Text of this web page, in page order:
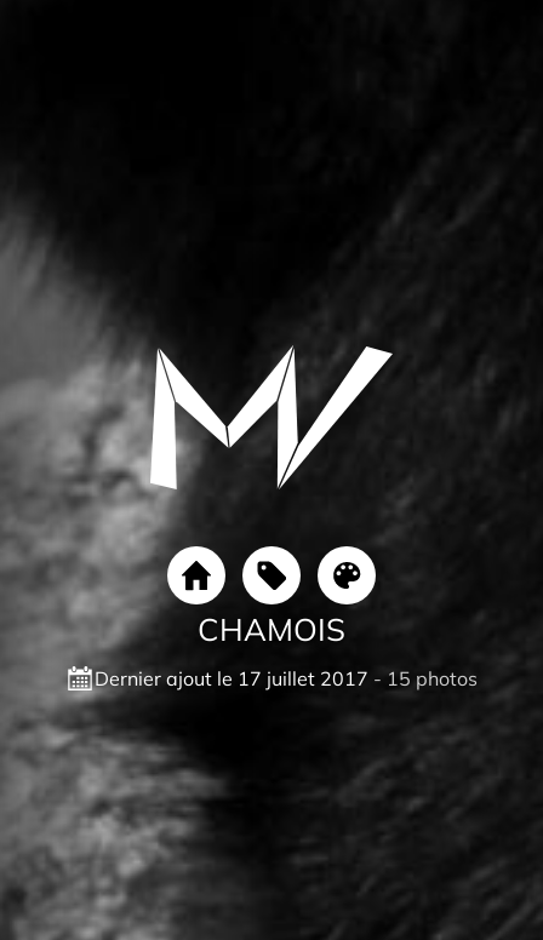
CHAMOIS
Dernier ajout le 17 juillet 2017 - 15 photos